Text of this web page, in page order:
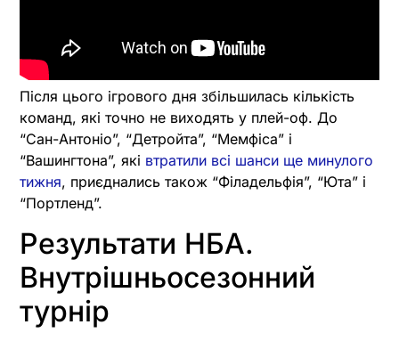
Після цього ігрового дня збільшилась кількість
команд, які точно не виходять у плей-оф. До
“Сан-Антоніо”, “Детройта”, “Мемфіса” і
“Вашингтона”, які втратили всі шанси ще минулого
тижня, приєднались також “Філадельфія”, “Юта” і
“Портленд”.
Результати НБА.
Внутрішньосезонний
турнір